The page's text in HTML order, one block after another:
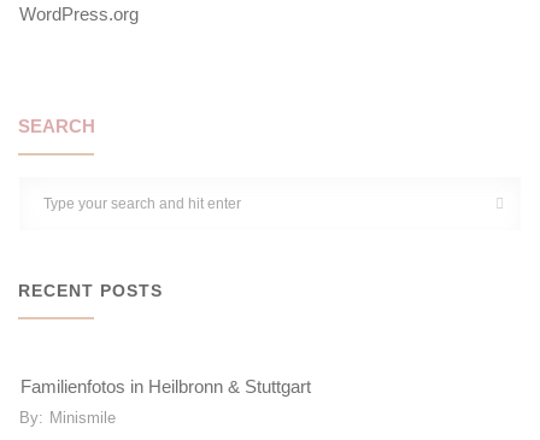
WordPress.org
SEARCH
RECENT POSTS
Familienfotos in Heilbronn & Stuttgart
By: Minismile